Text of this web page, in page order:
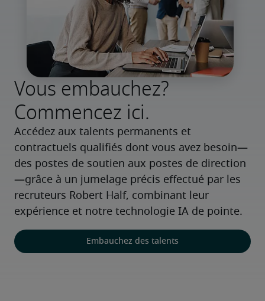
Vous embauchez?
Commencez ici.
Accédez aux talents permanents et
contractuels qualifiés dont vous avez besoin—
des postes de soutien aux postes de direction
—grâce à un jumelage précis effectué par les
recruteurs Robert Half, combinant leur
expérience et notre technologie IA de pointe.
Embauchez des talents